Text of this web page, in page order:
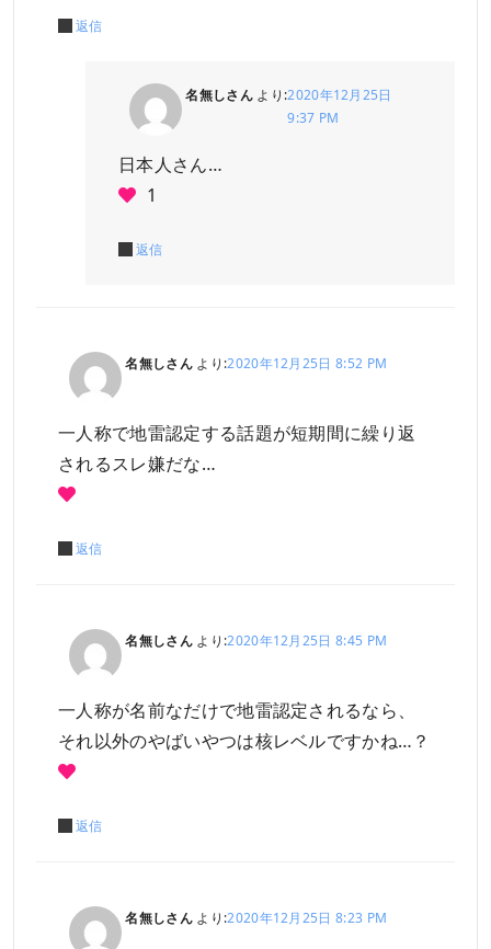
返信
名無しさん より:2020年12月25日
9:37 PM
日本人さん…
1
返信
名無しさん より:2020年12月25日 8:52 PM
一人称で地雷認定する話題が短期間に繰り返
されるスレ嫌だな…
返信
名無しさん より:2020年12月25日 8:45 PM
一人称が名前なだけで地雷認定されるなら、
それ以外のやばいやつは核レベルですかね…？
返信
名無しさん より:2020年12月25日 8:23 PM